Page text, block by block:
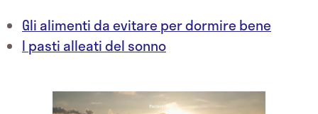
Gli alimenti da evitare per dormire bene
I pasti alleati del sonno